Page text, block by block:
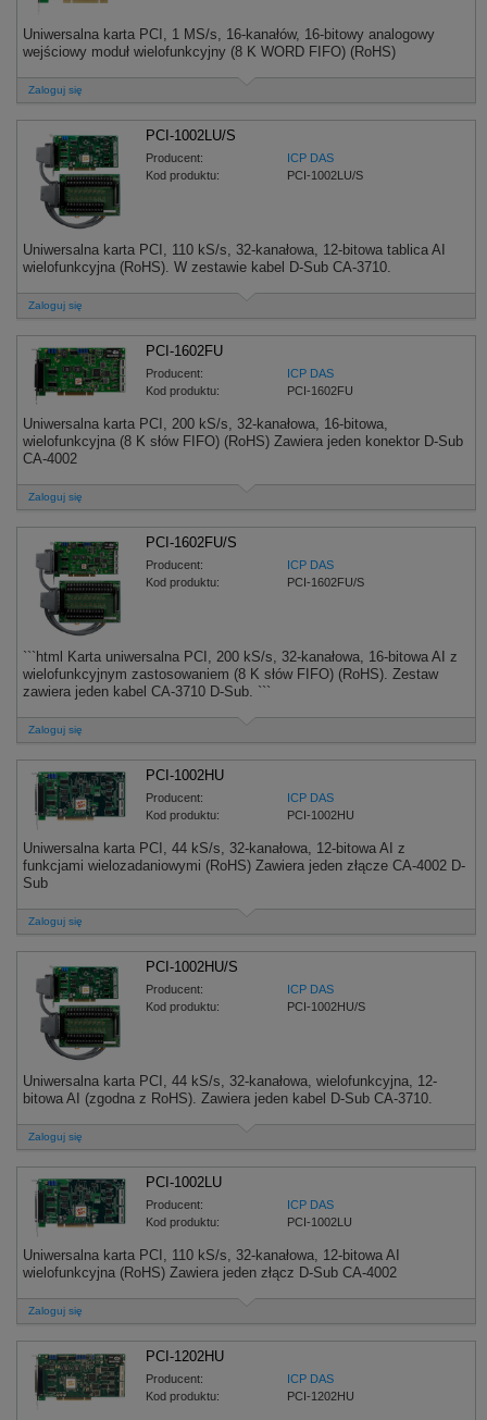
Uniwersalna karta PCI, 1 MS/s, 16-kanałów, 16-bitowy analogowy
wejściowy moduł wielofunkcyjny (8 K WORD FIFO) (RoHS)
Zaloguj się
PCI-1002LU/S
Producent:
ICP DAS
Kod produktu:
PCI-1002LU/S
Uniwersalna karta PCI, 110 kS/s, 32-kanałowa, 12-bitowa tablica AI
wielofunkcyjna (RoHS). W zestawie kabel D-Sub CA-3710.
Zaloguj się
PCI-1602FU
Producent:
ICP DAS
Kod produktu:
PCI-1602FU
Uniwersalna karta PCI, 200 kS/s, 32-kanałowa, 16-bitowa,
wielofunkcyjna (8 K słów FIFO) (RoHS) Zawiera jeden konektor D-Sub
CA-4002
Zaloguj się
PCI-1602FU/S
Producent:
ICP DAS
Kod produktu:
PCI-1602FU/S
```html Karta uniwersalna PCI, 200 kS/s, 32-kanałowa, 16-bitowa AI z
wielofunkcyjnym zastosowaniem (8 K słów FIFO) (RoHS). Zestaw
zawiera jeden kabel CA-3710 D-Sub. ```
Zaloguj się
PCI-1002HU
Producent:
ICP DAS
Kod produktu:
PCI-1002HU
Uniwersalna karta PCI, 44 kS/s, 32-kanałowa, 12-bitowa AI z
funkcjami wielozadaniowymi (RoHS) Zawiera jeden złącze CA-4002 D-
Sub
Zaloguj się
PCI-1002HU/S
Producent:
ICP DAS
Kod produktu:
PCI-1002HU/S
Uniwersalna karta PCI, 44 kS/s, 32-kanałowa, wielofunkcyjna, 12-
bitowa AI (zgodna z RoHS). Zawiera jeden kabel D-Sub CA-3710.
Zaloguj się
PCI-1002LU
Producent:
ICP DAS
Kod produktu:
PCI-1002LU
Uniwersalna karta PCI, 110 kS/s, 32-kanałowa, 12-bitowa AI
wielofunkcyjna (RoHS) Zawiera jeden złącz D-Sub CA-4002
Zaloguj się
PCI-1202HU
Producent:
ICP DAS
Kod produktu:
PCI-1202HU